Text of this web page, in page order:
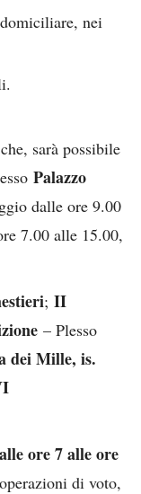
nei
sarà possibile
Palazzo
dalle ore 9.00
7.00 alle 15.00,
; II
– Plesso
dei Mille, is.
ore 7 alle ore
di voto,